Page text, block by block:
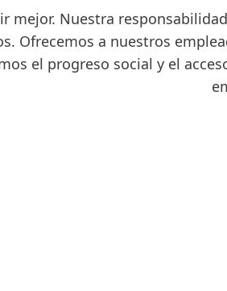
mejor. Nuestra
Ofrecemos a nuestros
el progreso social y el